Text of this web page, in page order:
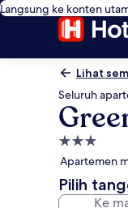
Langsung ke konten
Lihat
Seluruh
Properti
bintang
3.0
Apartemen
Pilih
Ke